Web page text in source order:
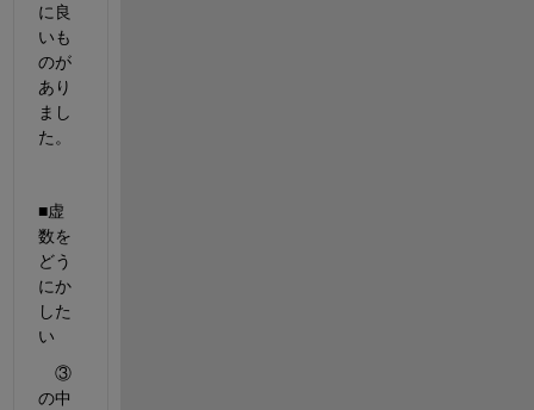
に良
いも
のが
あり
まし
た。
■虚
数を
どう
にか
した
い
③
の中